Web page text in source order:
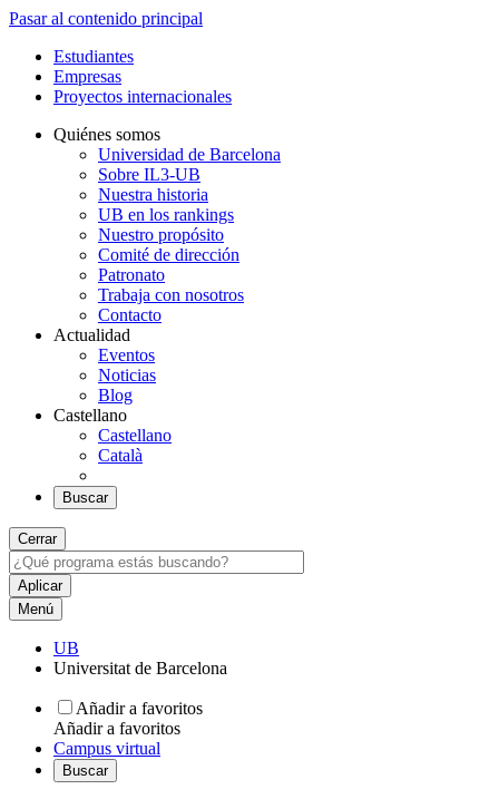
Pasar al contenido principal
Estudiantes
Empresas
Proyectos internacionales
Quiénes somos
Universidad de Barcelona
Sobre IL3-UB
Nuestra historia
UB en los rankings
Nuestro propósito
Comité de dirección
Patronato
Trabaja con nosotros
Contacto
Actualidad
Eventos
Noticias
Blog
Castellano
Castellano
Català
Buscar
Cerrar
Menú
UB
Universitat de Barcelona
Añadir a favoritos
Añadir a favoritos
Campus virtual
Buscar